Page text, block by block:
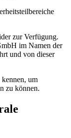
zur Verfügung.
im Namen der
und von dieser
um
zu können.